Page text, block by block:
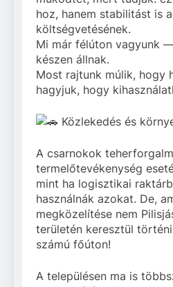
hoz, hanem stabilitást is
költségvetésének.
Mi már félúton vagyunk
készen állnak.
Most rajtunk múlik, hogy
hagyjuk, hogy
Közlekedés és
A csarnokok
termelőtevékenység
mint ha logisztikai
használnák azokat. De,
megközelítése nem
területén keresztül
számú főúton!
A településen ma is